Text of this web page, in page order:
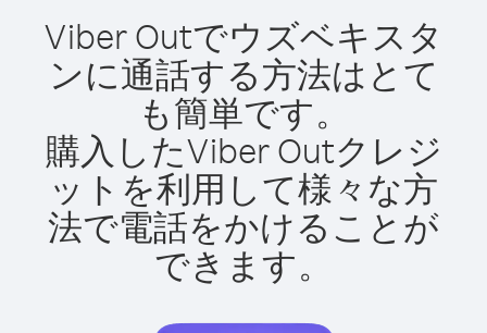
Viber Outでウズベキスタ
ンに通話する方法はとて
も簡単です。
購入したViber Outクレジ
ットを利用して様々な方
法で電話をかけることが
できます。